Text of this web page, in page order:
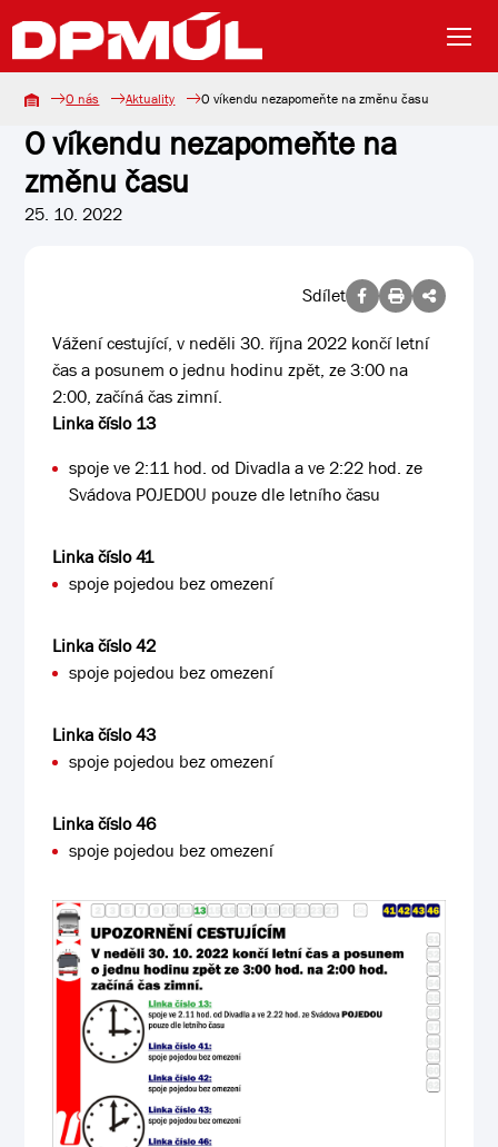
O nás Aktuality O víkendu nezapomeňte na změnu času
O víkendu nezapomeňte na
změnu času
25. 10. 2022
Sdílet
Vážení cestující, v neděli 30. října 2022 končí letní
čas a posunem o jednu hodinu zpět, ze 3:00 na
2:00, začíná čas zimní.
Linka číslo 13
spoje ve 2:11 hod. od Divadla a ve 2:22 hod. ze
Svádova POJEDOU pouze dle letního času
Linka číslo 41
spoje pojedou bez omezení
Linka číslo 42
spoje pojedou bez omezení
Linka číslo 43
spoje pojedou bez omezení
Linka číslo 46
spoje pojedou bez omezení